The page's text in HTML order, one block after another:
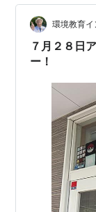
環境教育
７月２８日
ー！